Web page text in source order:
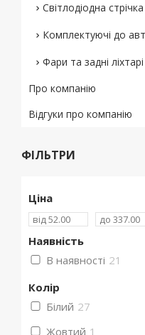
Світлодіодна стрічка
Комплектуючі до
Фари та задні ліхтарі
Про компанію
Відгуки про компанію
ФІЛЬТРИ
Ціна
Наявність
В наявності 21
Колір
Білий 27
Жовтий 1